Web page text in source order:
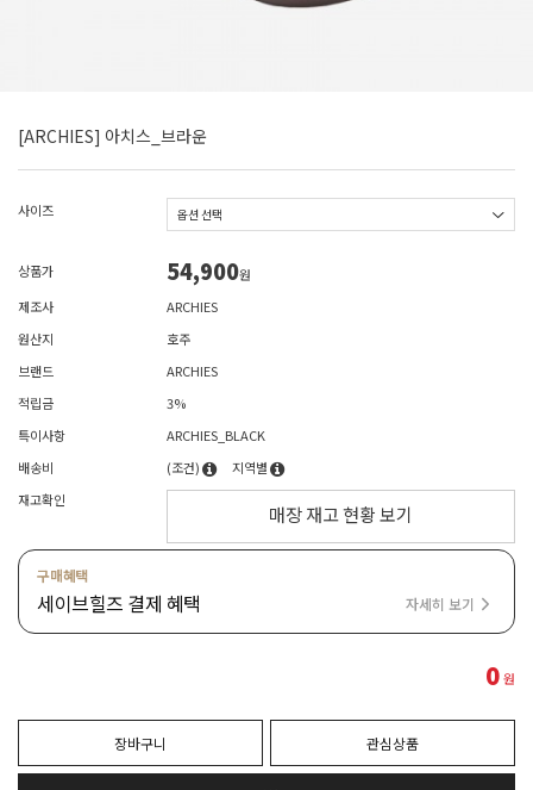
[ARCHIES] 아치스_브라운
사이즈
상품가 54,900원
제조사
ARCHIES
원산지
호주
브랜드
ARCHIES
적립금
3%
특이사항
ARCHIES_BLACK
배송비
(조건)
지역별
재고확인
매장 재고 현황 보기
구매혜택
세이브힐즈 결제 혜택 자세히 보기
0원
장바구니 관심상품